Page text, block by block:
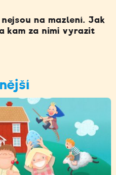
na mazlení. Jak
kam za nimi vyrazit